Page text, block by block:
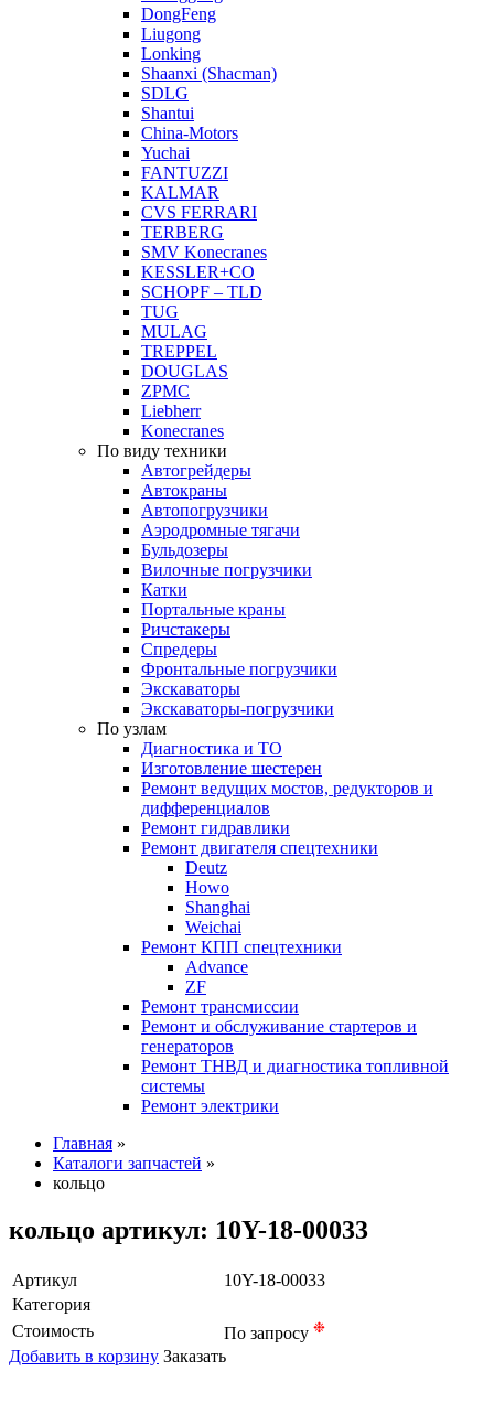
DongFeng
Liugong
Lonking
Shaanxi (Shacman)
SDLG
Shantui
China-Motors
Yuchai
FANTUZZI
KALMAR
CVS FERRARI
TERBERG
SMV Konecranes
KESSLER+CO
SCHOPF – TLD
TUG
MULAG
TREPPEL
DOUGLAS
ZPMC
Liebherr
Konecranes
По виду техники
Автогрейдеры
Автокраны
Автопогрузчики
Аэродромные тягачи
Бульдозеры
Вилочные погрузчики
Катки
Портальные краны
Ричстакеры
Спредеры
Фронтальные погрузчики
Экскаваторы
Экскаваторы-погрузчики
По узлам
Диагностика и ТО
Изготовление шестерен
Ремонт ведущих мостов, редукторов и
дифференциалов
Ремонт гидравлики
Ремонт двигателя спецтехники
Deutz
Howo
Shanghai
Weichai
Ремонт КПП спецтехники
Advance
ZF
Ремонт трансмиссии
Ремонт и обслуживание стартеров и
генераторов
Ремонт ТНВД и диагностика топливной
системы
Ремонт электрики
Главная »
Каталоги запчастей »
кольцо
кольцо артикул: 10Y-18-00033
Артикул
10Y-18-00033
Категория
Стоимость
По запросу ❉
Добавить в корзину Заказать